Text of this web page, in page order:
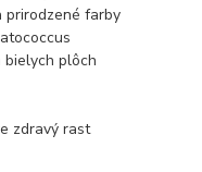
prirodzené farby
plôch
zdravý rast